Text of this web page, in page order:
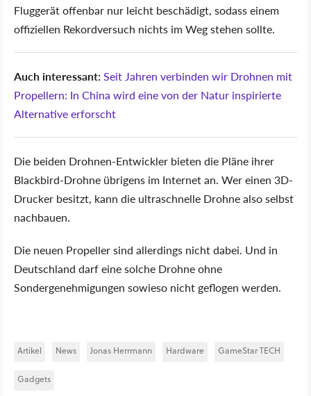
Fluggerät offenbar nur leicht beschädigt, sodass einem
offiziellen Rekordversuch nichts im Weg stehen sollte.
Auch interessant:Seit Jahren verbinden wir Drohnen mit
Propellern: In China wird eine von der Natur inspirierte
Alternative erforscht
Die beiden Drohnen-Entwickler bieten die Pläne ihrer
Blackbird-Drohne übrigens im Internet an. Wer einen 3D-
Drucker besitzt, kann die ultraschnelle Drohne also selbst
nachbauen.
Die neuen Propeller sind allerdings nicht dabei. Und in
Deutschland darf eine solche Drohne ohne
Sondergenehmigungen sowieso nicht geflogen werden.
Artikel News Jonas Herrmann Hardware GameStar TECH
Gadgets